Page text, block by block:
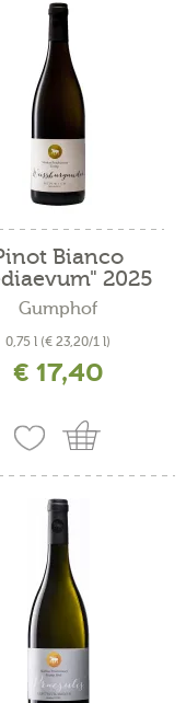
Bianco
2025
Gumphof
0,75 l (€ 23,20/1 l)
IVA più costi di spedizione
€ 17,40